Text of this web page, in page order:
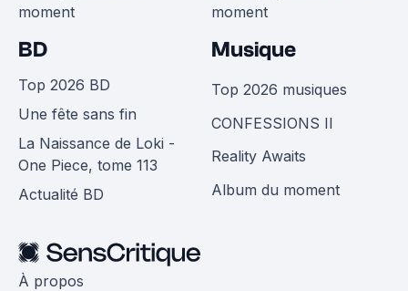
moment
moment
BD
Top 2026 BD
Une fête sans fin
La Naissance de Loki -
One Piece, tome 113
Actualité BD
Musique
Top 2026 musiques
CONFESSIONS II
Reality Awaits
Album du moment
À propos